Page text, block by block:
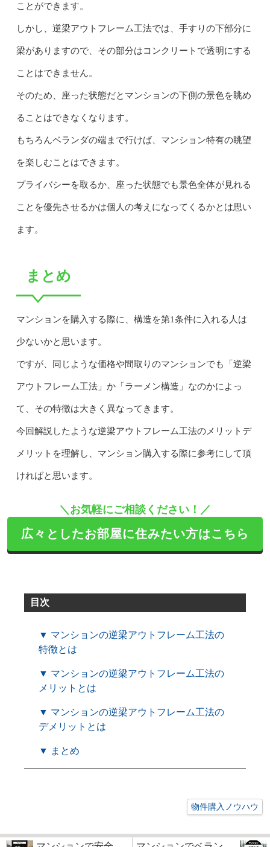
ことができます。
しかし、逆梁アウトフレーム工法では、手すりの下部分に
梁がありますので、その部分はコンクリートで透明にする
ことはできません。
そのため、座った状態だとマンションの下側の景色を眺め
ることはできなくなります。
もちろんベランダの端まで行けば、マンション特有の眺望
を楽しむことはできます。
プライバシーを取るか、座った状態でも景色全体が見れる
ことを優先させるかは個人の考えになってくるかとは思い
ます。
まとめ
マンションを購入する際に、構造を第1条件に入れる人は
少ないかと思います。
ですが、同じような価格や間取りのマンションでも「逆梁
アウトフレーム工法」か「ラーメン構造」なのかによっ
て、その特徴は大きく異なってきます。
今回解説したような逆梁アウトフレーム工法のメリットデ
メリットを理解し、マンション購入する際に参考にして頂
ければと思います。
＼お気軽にご相談ください！／
広々としたお部屋に住みたい方はこちら
目次
▼ マンションの逆梁アウトフレーム工法の
特徴とは
▼ マンションの逆梁アウトフレーム工法の
メリットとは
▼ マンションの逆梁アウトフレーム工法の
デメリットとは
▼ まとめ
物件購入ノウハウ